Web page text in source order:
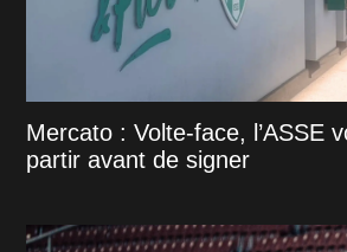
Mercato : Volte-face, l’ASSE
partir avant de signer